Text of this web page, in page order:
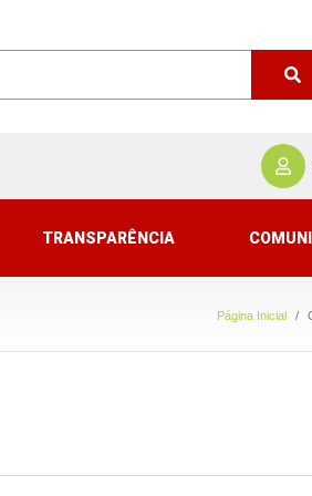
TRANSPARÊNCIA
Página Inicial